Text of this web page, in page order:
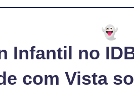
Infantil no
com Vista